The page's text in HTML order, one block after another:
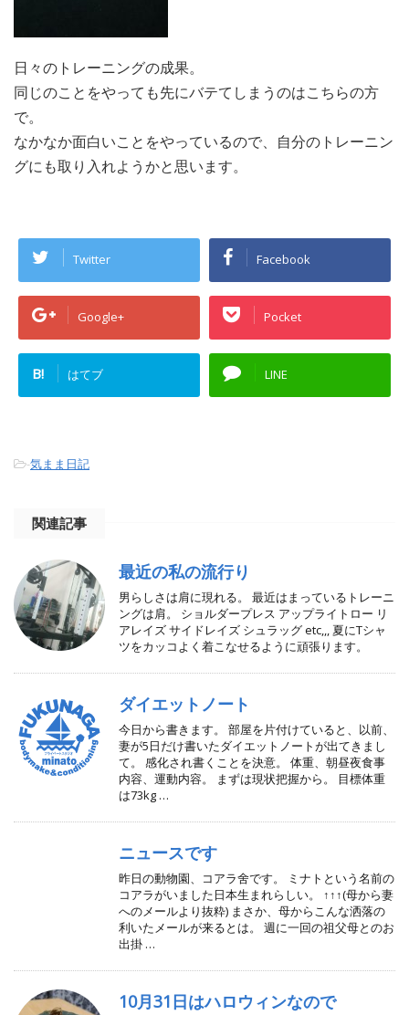
日々のトレーニングの成果。
同じのことをやっても先にバテてしまうのはこちらの方
で。
なかなか面白いことをやっているので、自分のトレーニン
グにも取り入れようかと思います。
Twitter Facebook
Google+ Pocket
B! はてブ LINE
-気まま日記
関連記事
最近の私の流行り
男らしさは肩に現れる。 最近はまっているトレーニ
ングは肩。 ショルダープレス アップライトロー リ
アレイズ サイドレイズ シュラッグ etc,,, 夏にTシャ
ツをカッコよく着こなせるように頑張ります。
ダイエットノート
今日から書きます。 部屋を片付けていると、以前、
妻が5日だけ書いたダイエットノートが出てきまし
て。 感化され書くことを決意。 体重、朝昼夜食事
内容、運動内容。 まずは現状把握から。 目標体重
は73kg …
ニュースです
昨日の動物園、コアラ舍です。 ミナトという名前の
コアラがいました日本生まれらしい。 ↑↑↑(母から妻
へのメールより抜粋) まさか、母からこんな洒落の
利いたメールが来るとは。 週に一回の祖父母とのお
出掛 …
10月31日はハロウィンなので